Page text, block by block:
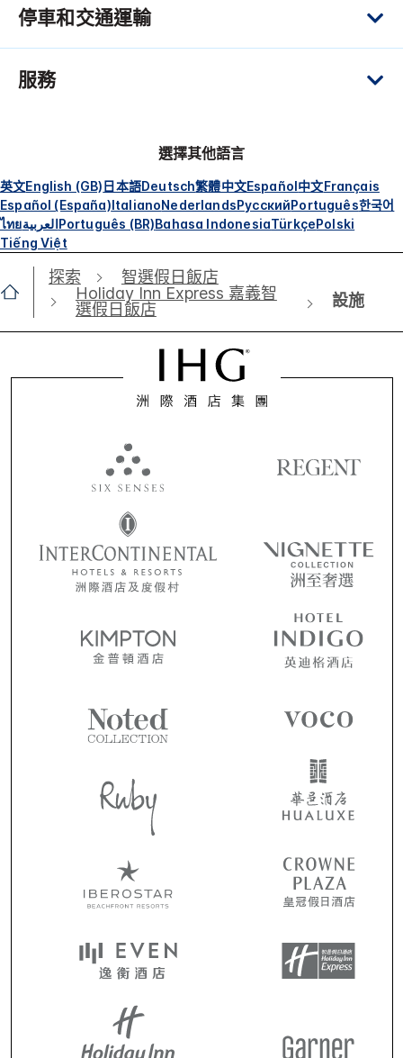
停車和交通運輸
服務
選擇其他語言
英文English (GB)日本語Deutsch繁體中文Español中文Français
Español (España)ItalianoNederlandsРусскийPortuguês한국어
ไทยالعربيةPortuguês (BR)Bahasa IndonesiaTürkçePolski
Tiếng Việt
探索
智選假日飯店
Holiday Inn Express 嘉義智
選假日飯店
設施